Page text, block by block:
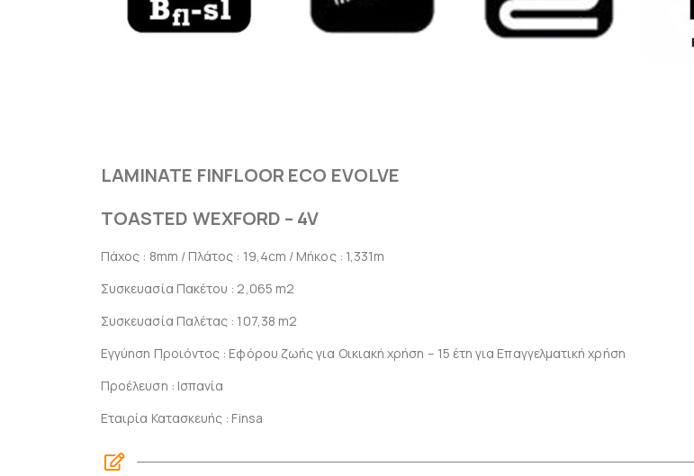
LAMINATE FINFLOOR ECO EVOLVE
TOASTED WEXFORD – 4V
Πάχος : 8mm / Πλάτος : 19,4cm / Μήκος : 1,331m
Συσκευασία Πακέτου : 2,065 m2
Συσκευασία Παλέτας : 107,38 m2
Εγγύηση Προιόντος : Εφόρου ζωής για Οικιακή χρήση – 15 έτη για Επαγγελματική χρήση
Προέλευση : Ισπανία
Εταιρία Κατασκευής : Finsa